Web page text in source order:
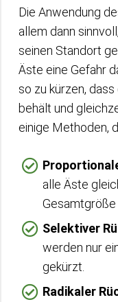
Die Anwendung
allem dann
seinen Standort
Äste eine Gefahr
so zu kürzen,
behält und
einige Methoden,
alle Äste
Gesamtgröße
Selektiver
werden nur
gekürzt.
Radikaler